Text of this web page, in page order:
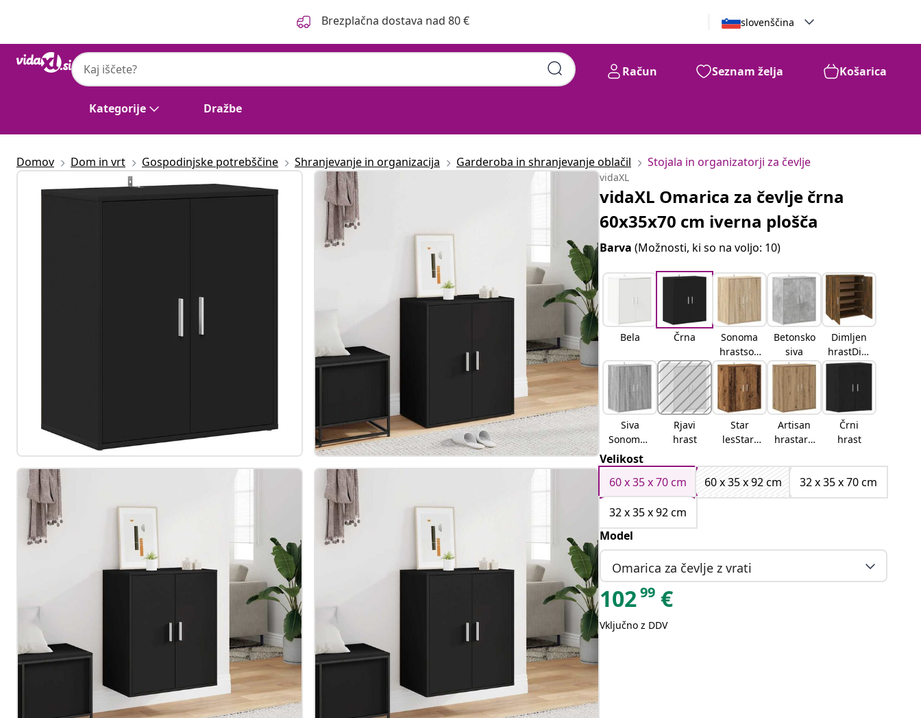
Brezplačna dostava nad 80 € slovenščina
Kategorije Dražbe
Račun Seznam želja Košarica
Domov Dom in vrt Gospodinjske potrebščine Shranjevanje in organizacija Garderoba in shranjevanje oblačil Stojala in organizatorji za čevlje
vidaXL
vidaXL Omarica za čevlje črna
60x35x70 cm iverna plošča
Barva(Možnosti, ki so na voljo: 10)
Bela Črna
Sonoma
hrastson
oma
hrast
Betonsko
siva
Dimljen
hrastDim
ljeni
Siva
SonomaS
iva
sonoma
Rjavi
hrast
Star
lesStari
Artisan
hrastarti
Črni
hrast
Velikost
60 x 35 x 70 cm
60 x 35 x 92 cm
32 x 35 x 70 cm
32 x 35 x 92 cm
Model
Omarica za čevlje z vrati
10299 €
Vključno z DDV